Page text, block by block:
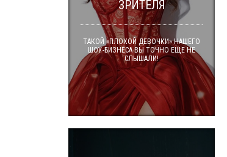
ЗРИТЕЛЯ
ТАКОЙ «ПЛОХОЙ ДЕВОЧКИ» НАШЕГО
ШОУ-БИЗНЕСА ВЫ ТОЧНО ЕЩЕ НЕ
СЛЫШАЛИ!